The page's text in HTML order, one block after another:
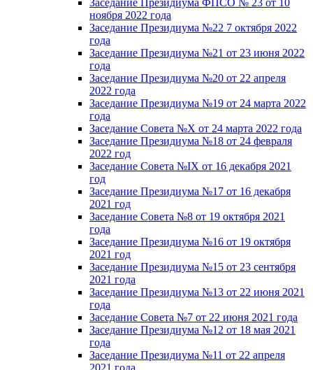
ноября 2022 года
Заседание Президиума №22 7 октября 2022
года
Заседание Президиума №21 от 23 июня 2022
года
Заседание Президиума №20 от 22 апреля
2022 года
Заседание Президиума №19 от 24 марта 2022
года
Заседание Совета №X от 24 марта 2022 года
Заседание Президиума №18 от 24 февраля
2022 год
Заседание Совета №IX от 16 декабря 2021
год
Заседание Президиума №17 от 16 декабря
2021 год
Заседание Совета №8 от 19 октября 2021
года
Заседание Президиума №16 от 19 октября
2021 год
Заседание Президиума №15 от 23 сентября
2021 года
Заседание Президиума №13 от 22 июня 2021
года
Заседание Совета №7 от 22 июня 2021 года
Заседание Президиума №12 от 18 мая 2021
года
Заседание Президиума №11 от 22 апреля
2021 года